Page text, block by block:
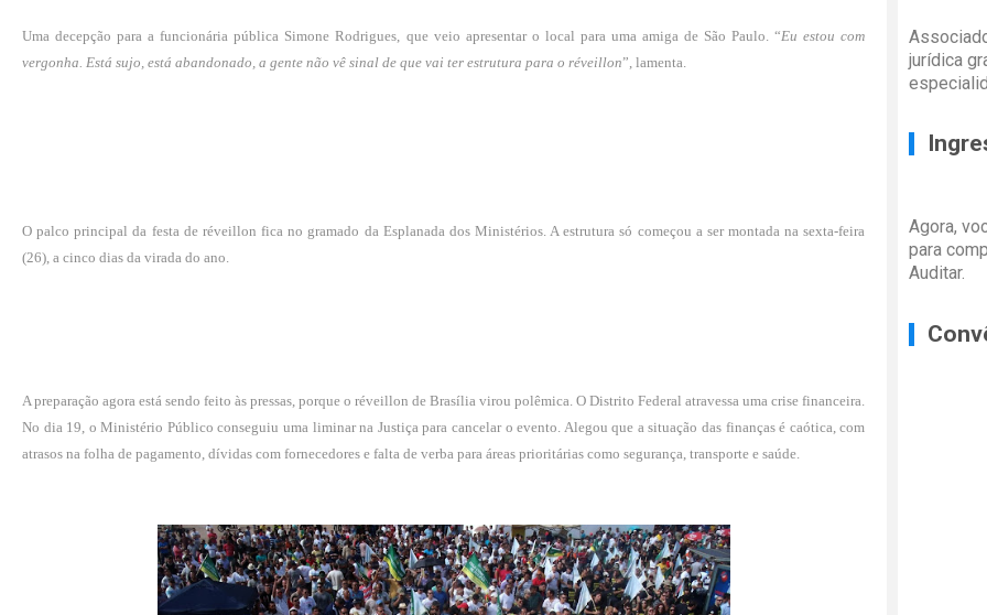
Uma decepção para a funcionária pública Simone Rodrigues, que veio apresentar o local para uma amiga de São Paulo. “Eu estou com
vergonha. Está sujo, está abandonado, a gente não vê sinal de que vai ter estrutura para o réveillon”, lamenta.
O palco principal da festa de réveillon fica no gramado da Esplanada dos Ministérios. A estrutura só começou a ser montada na sexta-feira
(26), a cinco dias da virada do ano.
A preparação agora está sendo feito às pressas, porque o réveillon de Brasília virou polêmica. O Distrito Federal atravessa uma crise financeira.
No dia 19, o Ministério Público conseguiu uma liminar na Justiça para cancelar o evento. Alegou que a situação das finanças é caótica, com
atrasos na folha de pagamento, dívidas com fornecedores e falta de verba para áreas prioritárias como segurança, transporte e saúde.
jurídica
Agora,
para
Auditar.